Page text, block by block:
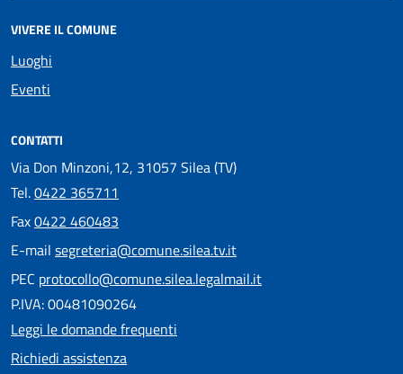
VIVERE IL COMUNE
Luoghi
Eventi
CONTATTI
Via Don Minzoni,12, 31057 Silea (TV)
Tel.0422 365711
Fax0422 460483
E-mail segreteria@comune.silea.tv.it
PEC protocollo@comune.silea.legalmail.it
P.IVA: 00481090264
Leggi le domande frequenti
Richiedi assistenza